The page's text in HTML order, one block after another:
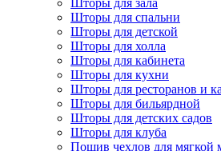
Шторы для спальни
Шторы для детской
Шторы для холла
Шторы для кабинета
Шторы для кухни
Шторы для ресторанов и
Шторы для бильярдной
Шторы для детских садов
Шторы для клуба
Пошив чехлов для мягкой